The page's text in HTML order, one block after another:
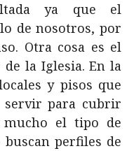
ya que el
de nosotros, por
Otra cosa es el
la Iglesia. En la
y pisos que
servir para cubrir
el tipo de
perfiles de